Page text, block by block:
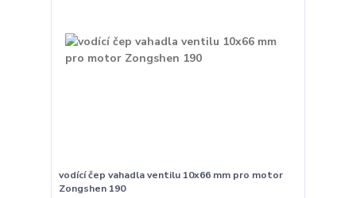
vodící čep vahadla ventilu 10x66 mm pro motor
Zongshen 190